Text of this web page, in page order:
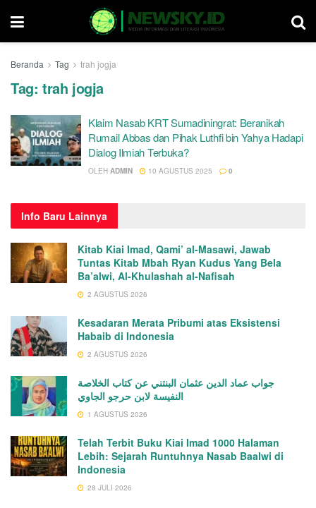
Beranda Tag trah jogja
Tag: trah jogja
Klaim Nasab KRT Sumadiningrat: Beranikah
Rumail Abbas dan Pihak Luthfi bin Yahya Hadapi
Dialog Ilmiah Terbuka?
OLEH ADMIN 10 AGUSTUS 2025 0
Info Baru Lainnya
Kitab Kiai Imad, Qami’ al-Masawi, Jawab
Tuntas Kitab Mbah Ryan Kudus Yang Bela
Ba’alwi, Al-Khulashah al-Nafisah
2 AGUSTUS 2026
Kesadaran Merata Pribumi atas Eksistensi
Habaib di Indonesia
2 AGUSTUS 2026
جواب عماد الدين عثمان البنتني عن كتاب الخلاصة
النفيسة لابن حرجو الجاوي
1 AGUSTUS 2026
Telah Terbit Buku Kiai Imad 1000 Halaman
Lebih: Sejarah Runtuhnya Nasab Baalwi di
Indonesia
28 JULI 2026